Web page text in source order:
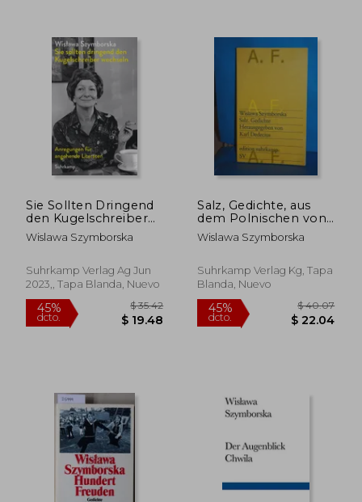
dcto. $ 42.72 dcto.
Sie Sollten Dringend
den Kugelschreiber
Wechseln« (en
Alemán)
Wislawa Szymborska
Suhrkamp Verlag Ag Jun
2023,, Tapa Blanda, Nuevo
Salz, Gedichte, aus
dem Polnischen von
Karl Dedecius, (en
Alemán)
Wislawa Szymborska
Suhrkamp Verlag Kg, Tapa
Blanda, Nuevo